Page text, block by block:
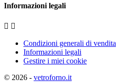
Informazioni legali
 
Condizioni generali di vendita
Informazioni legali
Gestire i miei cookie
© 2026 - vetroforno.it